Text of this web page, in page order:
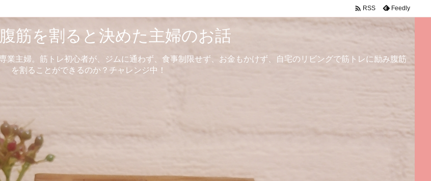
筋を割ると決めた主婦のお話
主婦。筋トレ初心者が、ジムに通わず、食事制限せず、お金もかけず、自宅のリビングで筋トレに励み腹筋
を割ることができるのか？チャレンジ中！
 RSS Feedly